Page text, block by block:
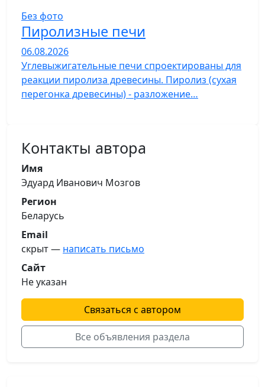
Без фото
Пиролизные печи
06.08.2026
Углевыжигательные печи спроектированы для
реакции пиролиза древесины. Пиролиз (сухая
перегонка древесины) - разложение…
Контакты автора
Имя
Эдуард Иванович Мозгов
Регион
Беларусь
Email
скрыт — написать письмо
Сайт
Не указан
Связаться с автором
Все объявления раздела